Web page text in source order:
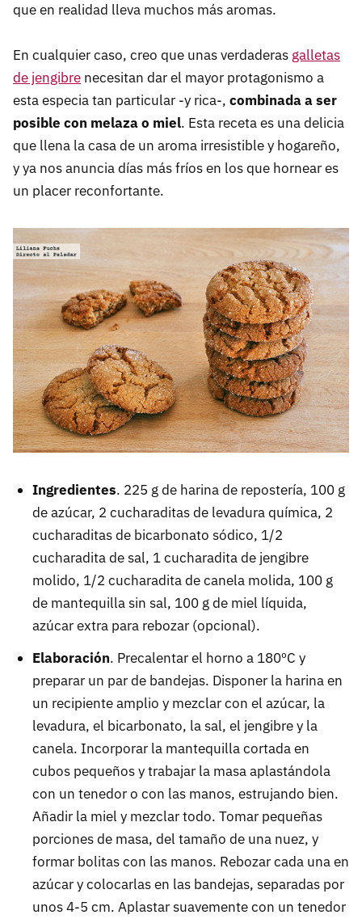
que en realidad lleva muchos más aromas.
En cualquier caso, creo que unas verdaderas galletas
de jengibre necesitan dar el mayor protagonismo a
esta especia tan particular -y rica-, combinada a ser
posible con melaza o miel. Esta receta es una delicia
que llena la casa de un aroma irresistible y hogareño,
y ya nos anuncia días más fríos en los que hornear es
un placer reconfortante.
Ingredientes. 225 g de harina de repostería, 100 g
de azúcar, 2 cucharaditas de levadura química, 2
cucharaditas de bicarbonato sódico, 1/2
cucharadita de sal, 1 cucharadita de jengibre
molido, 1/2 cucharadita de canela molida, 100 g
de mantequilla sin sal, 100 g de miel líquida,
azúcar extra para rebozar (opcional).
Elaboración. Precalentar el horno a 180ºC y
preparar un par de bandejas. Disponer la harina en
un recipiente amplio y mezclar con el azúcar, la
levadura, el bicarbonato, la sal, el jengibre y la
canela. Incorporar la mantequilla cortada en
cubos pequeños y trabajar la masa aplastándola
con un tenedor o con las manos, estrujando bien.
Añadir la miel y mezclar todo. Tomar pequeñas
porciones de masa, del tamaño de una nuez, y
formar bolitas con las manos. Rebozar cada una en
azúcar y colocarlas en las bandejas, separadas por
unos 4-5 cm. Aplastar suavemente con un tenedor